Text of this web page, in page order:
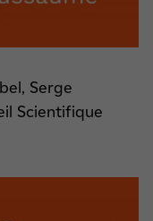
Serge
Scientifique